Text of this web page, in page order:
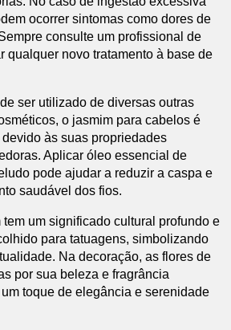
ocorrer sintomas como dores de
consulte um profissional de
qualquer novo tratamento à base de
ser utilizado de diversas outras
o jasmim para cabelos é
às suas propriedades
Aplicar óleo essencial de
pode ajudar a reduzir a caspa e
saudável dos fios.
um significado cultural profundo e
para tatuagens, simbolizando
Na decoração, as flores de
por sua beleza e fragrância
toque de elegância e serenidade